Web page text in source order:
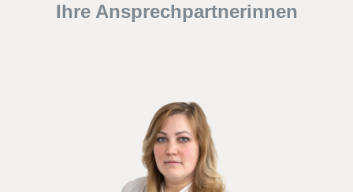
Ihre Ansprechpartnerinnen